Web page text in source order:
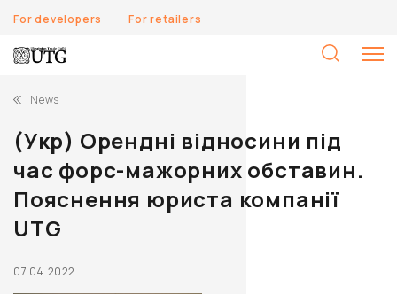
For developers For retailers
News
(Укр) Орендні відносини під
час форс-мажорних обставин.
Пояснення юриста компанії
UTG
07.04.2022